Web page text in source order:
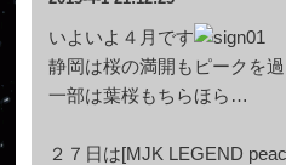
いよいよ４月です
静岡は桜の満開もピークを
一部は葉桜もちらほら…
２７日は[MJK LEGEND